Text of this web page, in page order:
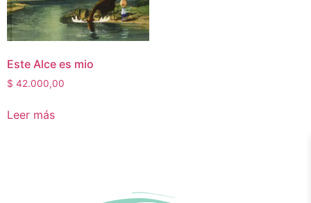
Este Alce es mio
$ 42.000,00
Leer más